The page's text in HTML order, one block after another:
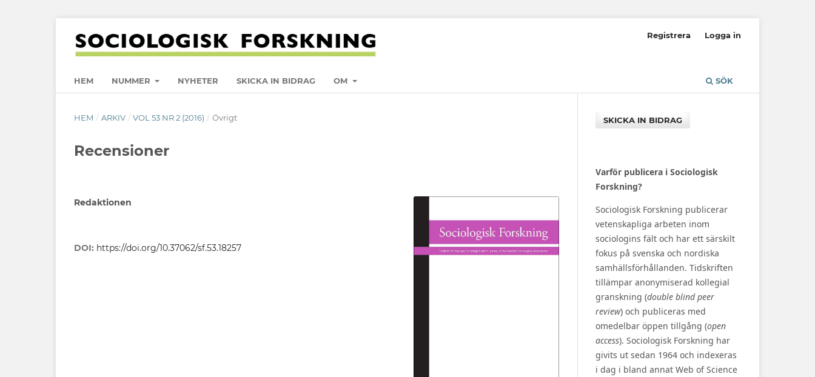
HEM NUMMER NYHETER SKICKA IN BIDRAG OM SÖK
Registrera Logga in
HEM / ARKIV / VOL 53 NR 2 (2016) / Övrigt
Recensioner
Redaktionen
DOI: https://doi.org/10.37062/sf.53.18257
SKICKA IN BIDRAG
Varför publicera i Sociologisk
Forskning?
Sociologisk Forskning publicerar
vetenskapliga arbeten inom
sociologins fält och har ett särskilt
fokus på svenska och nordiska
samhällsförhållanden. Tidskriften
tillämpar anonymiserad kollegial
granskning (double blind peer
review) och publiceras med
omedelbar öppen tillgång (open
access). Sociologisk Forskning har
givits ut sedan 1964 och indexeras
i dag i bland annat Web of Science